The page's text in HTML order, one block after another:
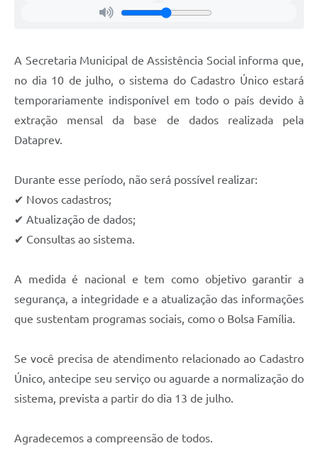
A Secretaria Municipal de Assistência Social informa que,
no dia 10 de julho, o sistema do Cadastro Único estará
temporariamente indisponível em todo o país devido à
extração mensal da base de dados realizada pela
Dataprev.
Durante esse período, não será possível realizar:
✔ Novos cadastros;
✔ Atualização de dados;
✔ Consultas ao sistema.
A medida é nacional e tem como objetivo garantir a
segurança, a integridade e a atualização das informações
que sustentam programas sociais, como o Bolsa Família.
Se você precisa de atendimento relacionado ao Cadastro
Único, antecipe seu serviço ou aguarde a normalização do
sistema, prevista a partir do dia 13 de julho.
Agradecemos a compreensão de todos.